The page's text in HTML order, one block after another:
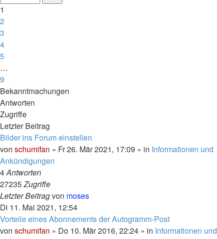
von
9
1
2
3
4
5
…
9
Nächste
Bekanntmachungen
Antworten
Zugriffe
Letzter Beitrag
Bilder ins Forum einstellen
von schumifan » Fr 26. Mär 2021, 17:09 » in Informationen und
Ankündigungen
4Antworten
27235Zugriffe
Letzter Beitragvon moses
Di 11. Mai 2021, 12:54
Vorteile eines Abonnements der Autogramm-Post
von schumifan » Do 10. Mär 2016, 22:24 » in Informationen und